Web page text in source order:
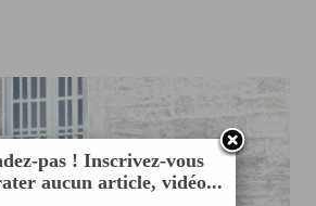
pas ! Inscrivez-vous
aucun article, vidéo...